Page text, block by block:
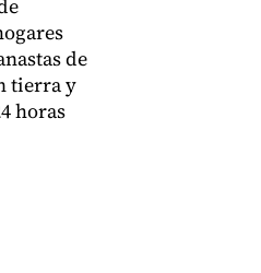
de
tierra y
horas